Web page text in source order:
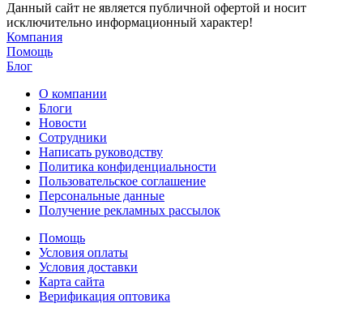
Данный сайт не является публичной офертой и носит
исключительно информационный характер!
Компания
Помощь
Блог
О компании
Блоги
Новости
Сотрудники
Написать руководству
Политика конфиденциальности
Пользовательское соглашение
Персональные данные
Получение рекламных рассылок
Помощь
Условия оплаты
Условия доставки
Карта сайта
Верификация оптовика